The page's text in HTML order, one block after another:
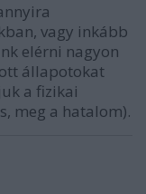
vagy inkább
elérni nagyon
állapotokat
a fizikai
meg a hatalom).